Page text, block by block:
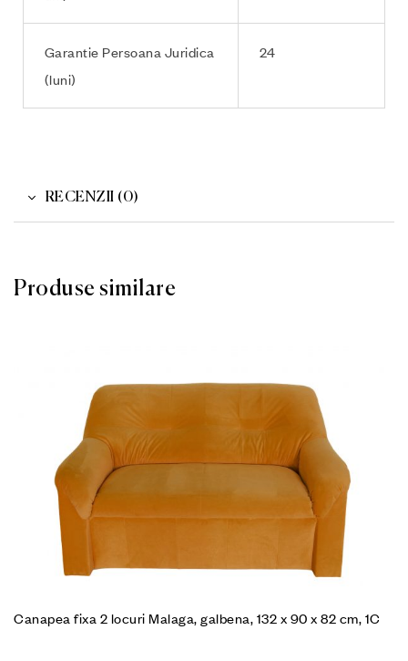
Garantie Persoana Juridica
(luni)
24
RECENZII (0)
Produse similare
Canapea fixa 2 locuri Malaga, galbena, 132 x 90 x 82 cm, 1C